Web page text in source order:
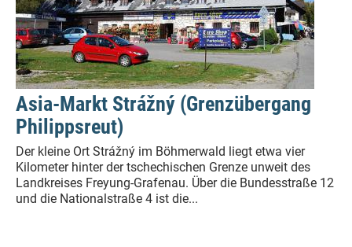
Asia-Markt Strážný (Grenzübergang
Philippsreut)
Der kleine Ort Strážný im Böhmerwald liegt etwa vier
Kilometer hinter der tschechischen Grenze unweit des
Landkreises Freyung-Grafenau. Über die Bundesstraße 12
und die Nationalstraße 4 ist die...